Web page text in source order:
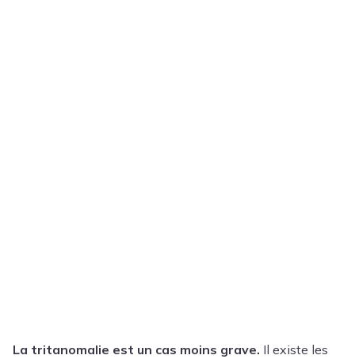
La tritanomalie est un cas moins grave. Il existe les